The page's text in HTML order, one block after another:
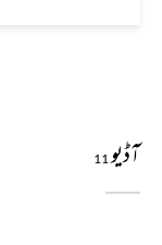
آڈیو